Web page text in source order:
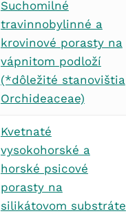
Suchomilné
travinnobylinné a
krovinové porasty na
vápnitom podloží
(*dôležité stanovištia
Orchideaceae)
Kvetnaté
vysokohorské a
horské psicové
porasty na
silikátovom substráte